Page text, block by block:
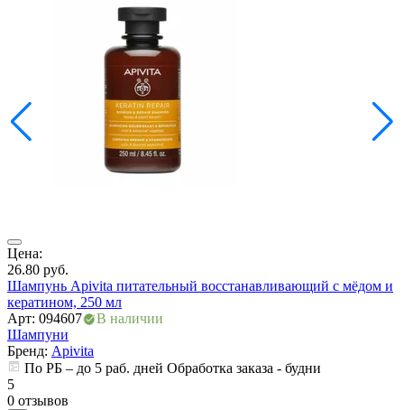
Цена:
26.80 руб.
Шампунь Apivita питательный восстанавливающий с мёдом и
кератином, 250 мл
Арт: 094607
В наличии
Шампуни
Бренд: Apivita
По РБ – до 5 раб. дней Обработка заказа - будни
5
0 отзывов